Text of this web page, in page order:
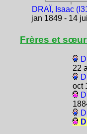
DRAÏ, Isaac
jan 1849 - 14
Frères et
22
oct